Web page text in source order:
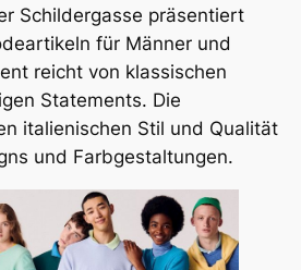
Schildergasse präsentiert
für Männer und
reicht von klassischen
Statements. Die
italienischen Stil und Qualität
und Farbgestaltungen.